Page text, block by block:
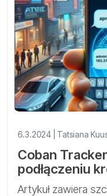
6.3.2024 | Tatsiana
Coban
podłączeniu
Artykuł zawiera